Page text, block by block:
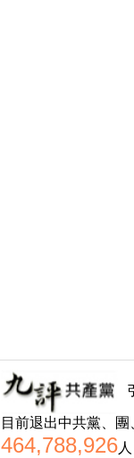
目前退出中共黨、團
464,788,926人